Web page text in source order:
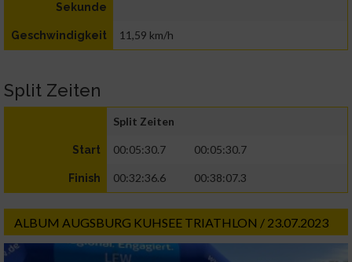
Sekunde
Geschwindigkeit 11,59 km/h
Split Zeiten
Split Zeiten
Start 00:05:30.7 00:05:30.7
Finish 00:32:36.6 00:38:07.3
ALBUM AUGSBURG KUHSEE TRIATHLON / 23.07.2023